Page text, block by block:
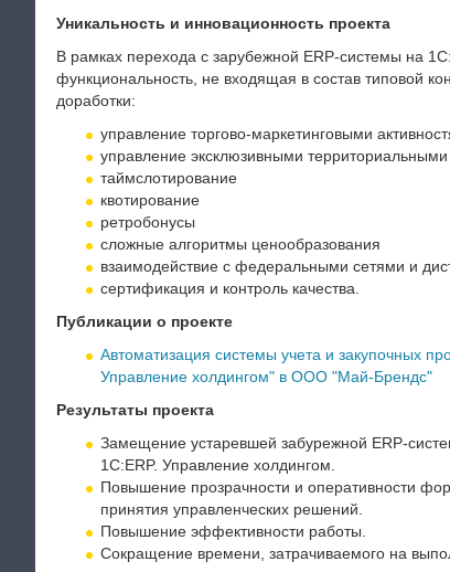
Уникальность и инновационность проекта
В рамках перехода с зарубежной ERP-системы на
функциональность, не входящая в состав типовой
доработки:
управление торгово-маркетинговыми
управление эксклюзивными
таймслотирование
квотирование
ретробонусы
сложные алгоритмы ценообразования
взаимодействие с федеральными сетями и
сертификация и контроль качества.
Публикации о проекте
Автоматизация системы учета и закупочных
Управление холдингом" в ООО "Май-Брендс"
Результаты проекта
Замещение устаревшей забурежной ERP-
1С:ERP. Управление холдингом.
Повышение прозрачности и оперативности
принятия управленческих решений.
Повышение эффективности работы.
Сокращение времени, затрачиваемого на